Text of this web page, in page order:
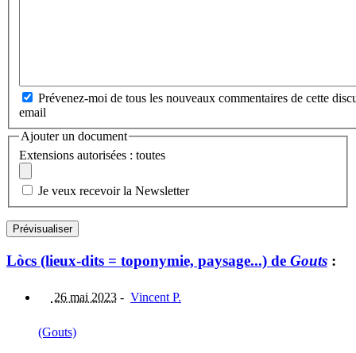
Prévenez-moi de tous les nouveaux commentaires de cette
email
Ajouter un document
Extensions autorisées : toutes
Je veux recevoir la Newsletter
Lòcs (lieux-dits = toponymie, paysage...) de Gouts :
26 mai 2023 - Vincent P.
(Gouts)